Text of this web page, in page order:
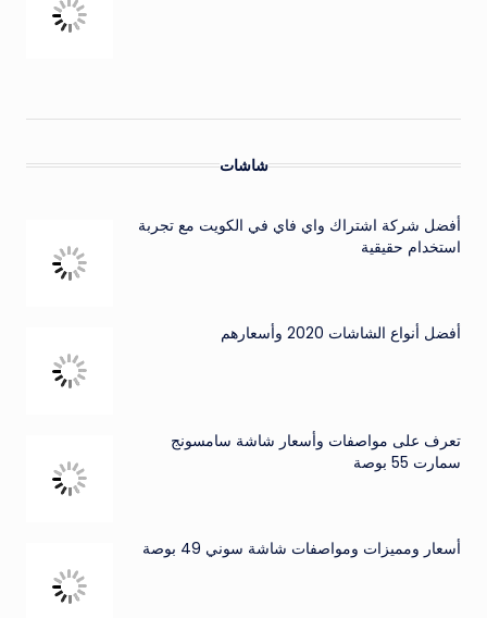
شاشات
أفضل شركة اشتراك واي فاي في الكويت مع تجربة
استخدام حقيقية
أفضل أنواع الشاشات 2020 وأسعارهم
تعرف على مواصفات وأسعار شاشة سامسونج
سمارت 55 بوصة
أسعار ومميزات ومواصفات شاشة سوني 49 بوصة